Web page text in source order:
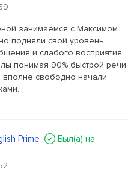
занимаемся с Максимом.
подняли свой уровень.
и слабого восприятия
понимая 90% быстрой речи.
свободно начали
Prime
Был(a) на